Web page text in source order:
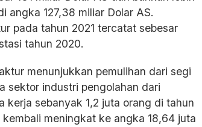
angka 127,38 miliar Dolar AS.
pada tahun 2021 tercatat sebesar
tahun 2020.
menunjukkan pemulihan dari segi
sektor industri pengolahan dari
kerja sebanyak 1,2 juta orang di tahun
meningkat ke angka 18,64 juta